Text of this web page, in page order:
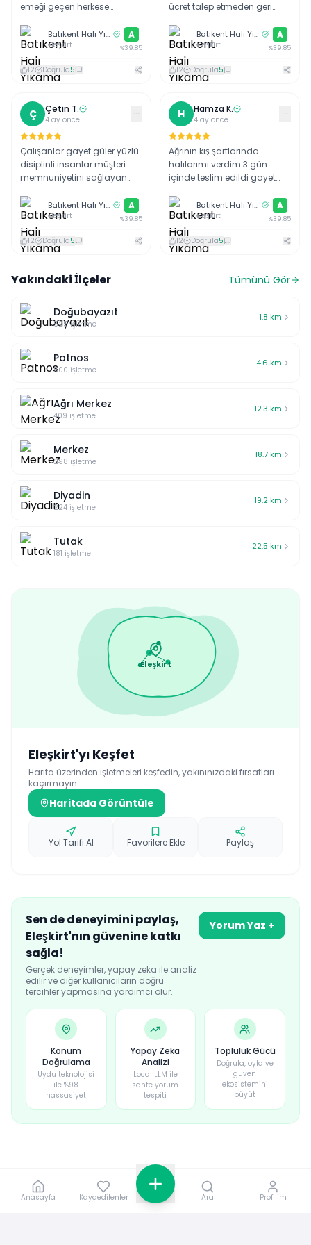
emeği geçen herkese
Batıkent Halı Yıkama
Eleşkirt
A
%39.85
12 Doğrula5
ücret talep etmeden geri
sistem 💯 çok teşekkür
ediyoruz biz sizden
memnunuz. …
Batıkent Halı Yıkama
Eleşkirt
A
%39.85
12 Doğrula5
Ç Çetin T.
4 ay önce ···
Çalışanlar gayet güler yüzlü
disiplinli insanlar müşteri
memnuniyetini sağlayan
Batıkent Halı Yıkama
Eleşkirt
A
%39.85
12 Doğrula5
H Hamza K.
4 ay önce ···
Ağrının kış şartlarında
halılarımı verdim 3 gün
içinde teslim edildi gayet
geçen herkese teşekkür
ederim 🙏 …
Batıkent Halı Yıkama
Eleşkirt
A
%39.85
12 Doğrula5
Yakındaki İlçeler Tümünü Gör
Doğubayazıt
525işletme
1.8 km
Patnos
500 işletme
4.6 km
Ağrı Merkez
409 işletme
12.3 km
Merkez
298 işletme
18.7km
Diyadin
224 işletme
19.2km
Tutak
181 işletme
22.5 km
Eleşkirt
Eleşkirt'yı Keşfet
Harita üzerinden işletmeleri keşfedin, yakınınızdaki fırsatları
kaçırmayın.
Haritada Görüntüle
Yol Tarifi Al Favorilere Ekle Paylaş
Sen de deneyimini paylaş,
Eleşkirt'nın güvenine katkı
sağla!
Gerçek deneyimler, yapay zeka ile analiz
edilir ve diğer kullanıcıların doğru
tercihler yapmasına yardımcı olur.
Yorum Yaz +
Konum
Doğrulama
Uydu teknolojisi
ile %98
hassasiyet
Yapay Zeka
Analizi
Local LLM ile
sahte yorum
tespiti
Topluluk Gücü
Doğrula, oyla ve
güven
ekosistemini
büyüt
Anasayfa Kaydedilenler Ara Profilim